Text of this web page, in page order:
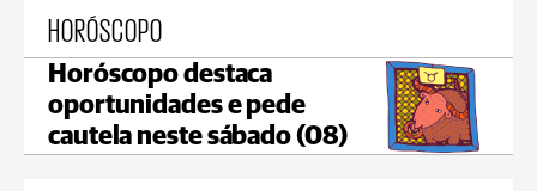
HORÓSCOPO
Horóscopo destaca
oportunidades e pede
cautela neste sábado (08)